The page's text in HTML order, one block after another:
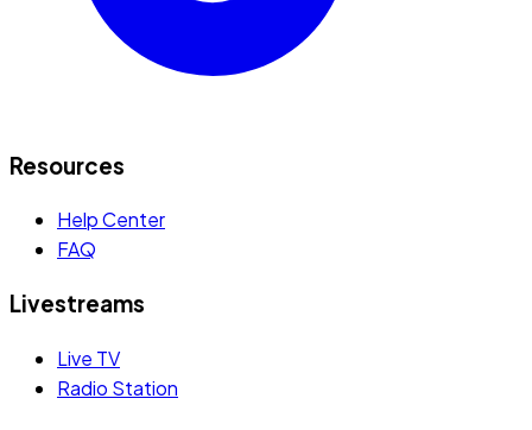
Resources
Help Center
FAQ
Livestreams
Live TV
Radio Station